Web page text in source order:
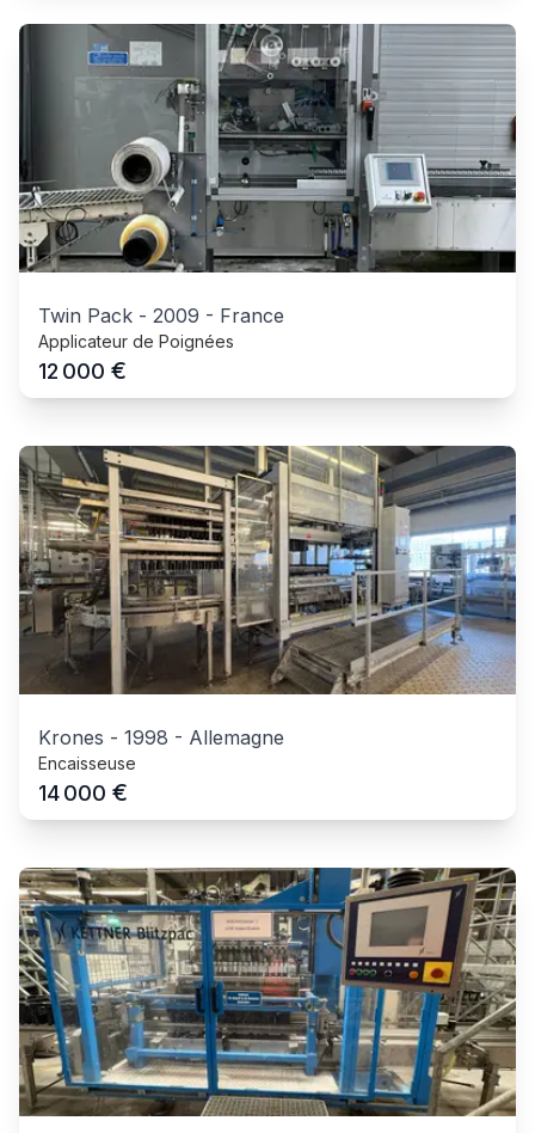
Twin Pack - 2009 - France
Applicateur de Poignées
12 000 €
Krones - 1998 - Allemagne
Encaisseuse
14 000 €